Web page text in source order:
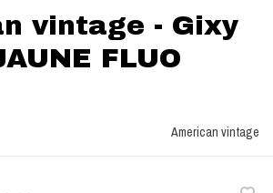
vintage - Gixy
FLUO
American vintage